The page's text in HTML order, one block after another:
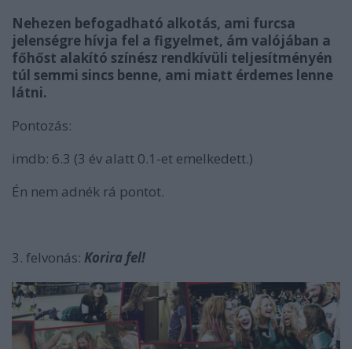
Nehezen befogadható alkotás, ami furcsa
jelenségre hívja fel a figyelmet, ám valójában a
főhőst alakító színész rendkívüli teljesítményén
túl semmi sincs benne, ami miatt érdemes lenne
látni.
Pontozás:
imdb: 6.3 (3 év alatt 0.1-et emelkedett.)
Én nem adnék rá pontot.
3. felvonás: Korira fel!